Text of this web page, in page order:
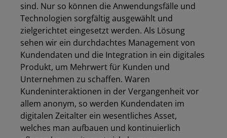
sind. Nur so können die Anwendungsfälle und
Technologien sorgfältig ausgewählt und
zielgerichtet eingesetzt werden. Als Lösung
sehen wir ein durchdachtes Management von
Kundendaten und die Integration in ein digitales
Produkt, um Mehrwert für Kunden und
Unternehmen zu schaffen. Waren
Kundeninteraktionen in der Vergangenheit vor
allem anonym, so werden Kundendaten im
digitalen Zeitalter ein wesentliches Asset,
welches man aufbauen und kontinuierlich